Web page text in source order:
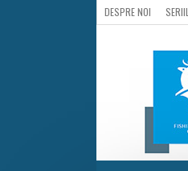
DESPRE NOI